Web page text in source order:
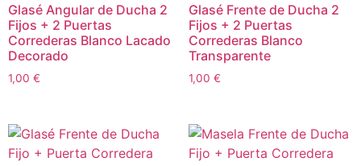
Glasé Angular de Ducha 2
Fijos + 2 Puertas
Correderas Blanco Lacado
Decorado
1,00 €
Glasé Frente de Ducha 2
Fijos + 2 Puertas
Correderas Blanco
Transparente
1,00 €